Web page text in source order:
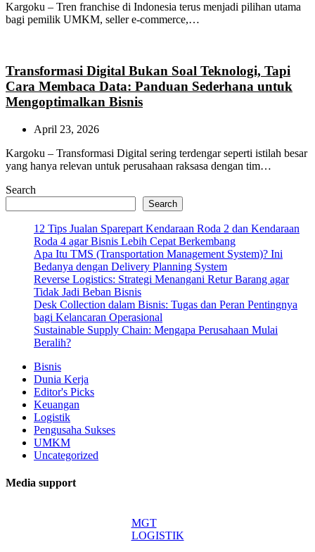
Kargoku – Tren franchise di Indonesia terus menjadi pilihan utama
bagi pemilik UMKM, seller e-commerce,…
Transformasi Digital Bukan Soal Teknologi, Tapi
Cara Membaca Data: Panduan Sederhana untuk
Mengoptimalkan Bisnis
April 23, 2026
Kargoku – Transformasi Digital sering terdengar seperti istilah besar
yang hanya relevan untuk perusahaan raksasa dengan tim…
Search
Search
12 Tips Jualan Sparepart Kendaraan Roda 2 dan Kendaraan
Roda 4 agar Bisnis Lebih Cepat Berkembang
Apa Itu TMS (Transportation Management System)? Ini
Bedanya dengan Delivery Planning System
Reverse Logistics: Strategi Menangani Retur Barang agar
Tidak Jadi Beban Bisnis
Desk Collection dalam Bisnis: Tugas dan Peran Pentingnya
bagi Kelancaran Operasional
Sustainable Supply Chain: Mengapa Perusahaan Mulai
Beralih?
Bisnis
Dunia Kerja
Editor's Picks
Keuangan
Logistik
Pengusaha Sukses
UMKM
Uncategorized
Media support
MGT
LOGISTIK